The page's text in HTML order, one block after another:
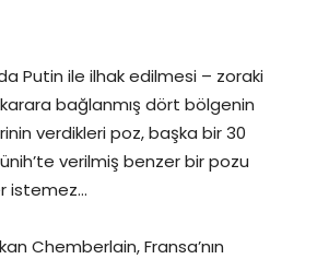
Putin ile ilhak edilmesi – zoraki
bağlanmış dört bölgenin
verdikleri poz, başka bir 30
verilmiş benzer bir pozu
istemez…
Chemberlain, Fransa’nın